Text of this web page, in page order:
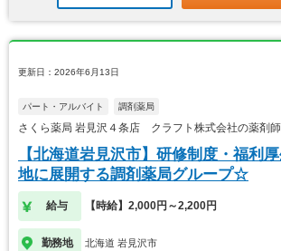
更新日：2026年6月13日
パート・アルバイト 調剤薬局
さくら薬局 岩見沢４条店 クラフト株式会社の薬剤師
【北海道岩見沢市】研修制度・福利
地に展開する調剤薬局グループ☆
給与 【時給】2,000円～2,200円
勤務地 北海道 岩見沢市